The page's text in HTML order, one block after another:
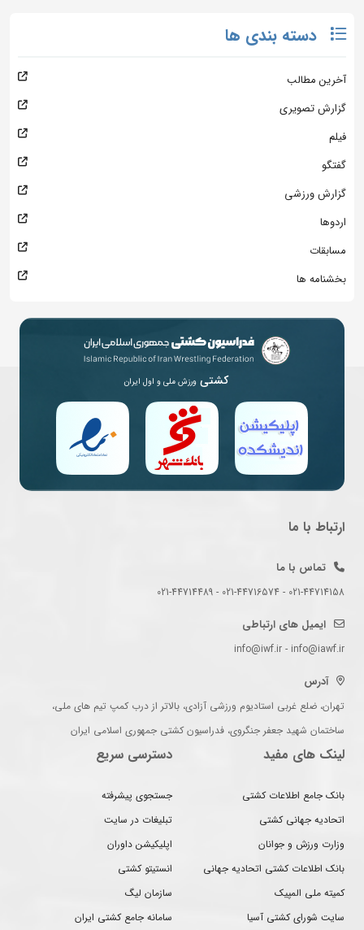
دسته بندی ها
آخرین مطالب
گزارش تصویری
فیلم
گفتگو
گزارش ورزشی
اردوها
مسابقات
بخشنامه ها
کشتی ورزش ملی و اول ایران
ارتباط با ما
تماس با ما
021-44714158 - 021-44716574 - 021-44714489
ایمیل های ارتباطی
info@iwf.ir - info@iawf.ir
آدرس
تهران، ضلع غربی استادیوم ورزشی آزادی، بالاتر از درب کمپ تیم های ملی،
ساختمان شهید جعفر جنگروی، فدراسیون کشتی جمهوری اسلامی ایران
لینک های مفید
بانک جامع اطلاعات کشتی
اتحادیه جهانی کشتی
وزارت ورزش و جوانان
بانک اطلاعات کشتی اتحادیه جهانی
کمیته ملی المپیک
سایت شورای کشتی آسیا
دسترسی سریع
جستجوی پیشرفته
تبلیغات در سایت
اپلیکیشن داوران
انستیتو کشتی
سازمان لیگ
سامانه جامع کشتی ایران